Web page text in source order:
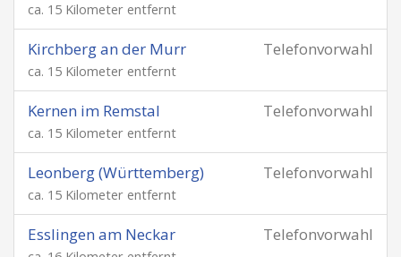
ca. 15 Kilometer entfernt
Telefonvorwahl
Kirchberg an der Murr
ca. 15 Kilometer entfernt
Telefonvorwahl
Kernen im Remstal
ca. 15 Kilometer entfernt
Telefonvorwahl
Leonberg (Württemberg)
ca. 15 Kilometer entfernt
Telefonvorwahl
Esslingen am Neckar